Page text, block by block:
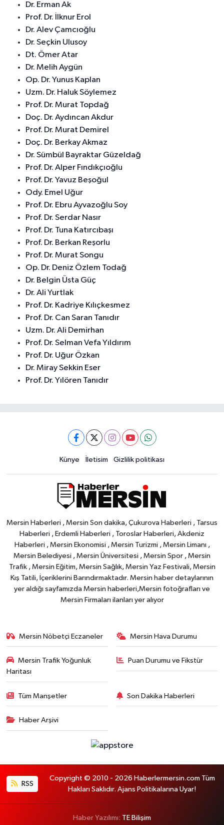
Dr. Erman Ak
Prof. Dr. İlknur Erol
Dr. Alev Çamcıoğlu
Dr. Seçkin Ulusoy
Dt. Ömer Atar
Dr. Melih Aygün
Op. Dr. Yunus Kaplan
Uzm. Dr. Haluk Söylemez
Prof. Dr. Murat Topdağ
Doç. Dr. Aydıncan Akdur
Prof. Dr. Murat Demirel
Doç. Dr. Berkay Akmaz
Dr. Sümbül Bayraktar Güzeldağ
Prof. Dr. Alper Fındıkçıoğlu
Prof. Dr. Yavuz Beşoğul
Ody. Emel Uğur
Prof. Dr. Ebru Ayvazoğlu Soy
Prof. Dr. Serdar Nasır
Prof. Dr. Tuna Katırcıbaşı
Prof. Dr. Berkan Reşorlu
Prof. Dr. Murat Songu
Op. Dr. Deniz Özlem Todağ
Dr. Belgin Üsta Güç
Dr. Ali Yurtlak
Prof. Dr. Kadriye Kılıçkesmez
Prof. Dr. Can Saran Tanıdır
Uzm. Dr. Ali Demirhan
Prof. Dr. Selman Vefa Yıldırım
Prof. Dr. Uğur Özkan
Dr. Miray Sekkin Eser
Prof. Dr. Yılören Tanıdır
Künye İletisim Gizlilik politikası
Mersin Haberleri , Mersin Son dakika, Çukurova Haberleri , Tarsus
Haberleri , Erdemli Haberleri , Toroslar Haberleri, Akdeniz
Haberleri , Mersin Ekonomisi , Mersin Turizmi , Mersin Limanı ,
Mersin Belediyesi , Mersin Üniversitesi , Mersin Spor , Mersin
Trafik , Mersin Eğitim, Mersin Sağlık, Mersin Yaz Festivali, Mersin
Kış Tatili, İçeriklerini Barındırmaktadır. Mersin haber detaylarının
yer aldığı sayfamızda Mersin haberleri,Mersin fotoğrafları ve
Mersin Firmaları ilanları yer alıyor
Mersin Nöbetçi Eczaneler Mersin Hava Durumu
Mersin Trafik Yoğunluk
Haritası
Puan Durumu ve Fikstür
Tüm Manşetler Son Dakika Haberleri
Haber Arşivi
RSS
Copyright © 2010 - 2026 Haberlermersin.com Tüm
Hakları Saklıdır. Ajans Politikalarına Uyar!
Haber Yazılımı: TE Bilişim